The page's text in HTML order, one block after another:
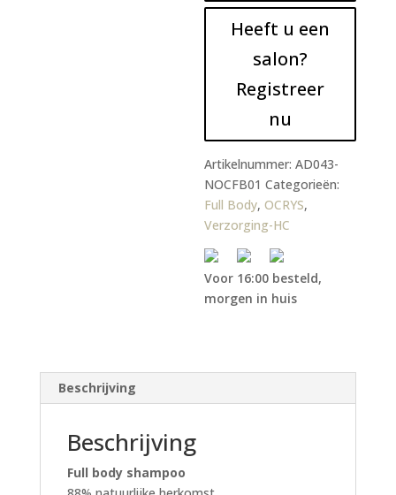
Heeft u een
salon?
Registreer
nu
Artikelnummer:AD043-
NOCFB01 Categorieën:
Full Body,OCRYS,
Verzorging-HC
Voor 16:00 besteld,
morgen in huis
Beschrijving
Beschrijving
Full body shampoo